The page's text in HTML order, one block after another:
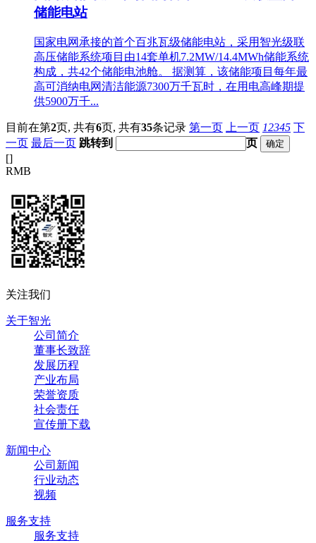
储能电站
国家电网承接的首个百兆瓦级储能电站，采用智光级联
高压储能系统项目由14套单机7.2MW/14.4MWh储能系统
构成，共42个储能电池舱。 据测算，该储能项目每年最
高可消纳电网清洁能源7300万千瓦时，在用电高峰期提
供5900万千...
目前在第2页, 共有6页, 共有35条记录 第一页 上一页 12345 下
一页 最后一页 跳转到
页
[]
RMB
关注我们
关于智光
公司简介
董事长致辞
发展历程
产业布局
荣誉资质
社会责任
宣传册下载
新闻中心
公司新闻
行业动态
视频
服务支持
服务支持